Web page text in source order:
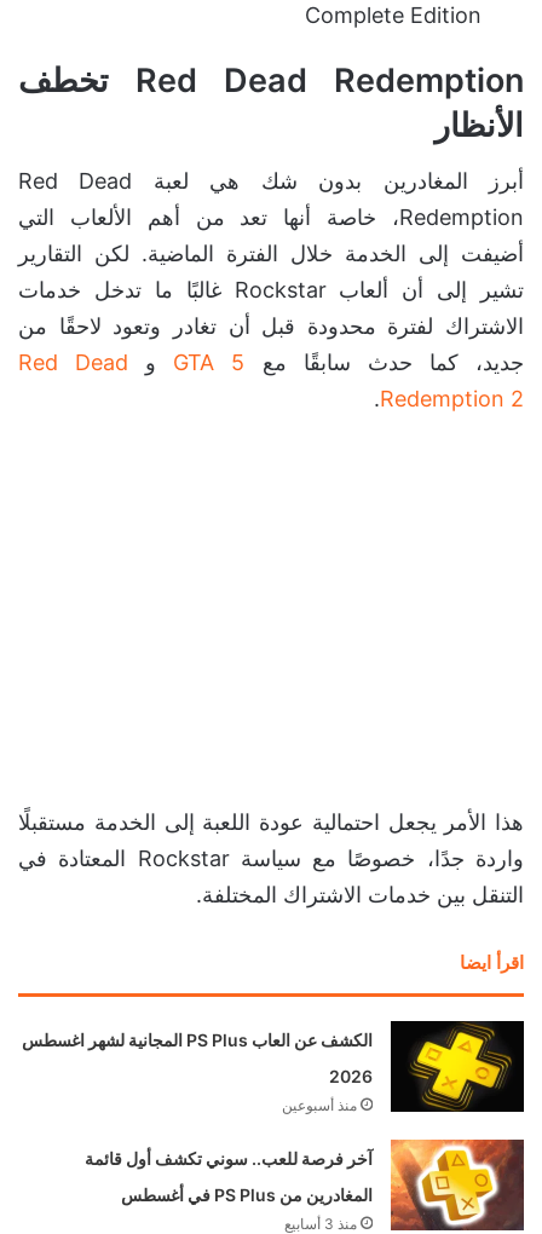
Complete Edition
Red Dead Redemption تخطف
الأنظار
أبرز المغادرين بدون شك هي لعبة Red Dead
Redemption، خاصة أنها تعد من أهم الألعاب التي
أضيفت إلى الخدمة خلال الفترة الماضية. لكن التقارير
تشير إلى أن ألعاب Rockstar غالبًا ما تدخل خدمات
الاشتراك لفترة محدودة قبل أن تغادر وتعود لاحقًا من
جديد، كما حدث سابقًا مع GTA 5 و Red Dead
Redemption 2
.
هذا الأمر يجعل احتمالية عودة اللعبة إلى الخدمة مستقبلًا
واردة جدًا، خصوصًا مع سياسة Rockstar المعتادة في
التنقل بين خدمات الاشتراك المختلفة.
اقرأ ايضا
الكشف عن العاب PS Plus المجانية لشهر اغسطس
2026
منذ أسبوعين
آخر فرصة للعب.. سوني تكشف أول قائمة
المغادرين من PS Plus في أغسطس
منذ 3 أسابيع